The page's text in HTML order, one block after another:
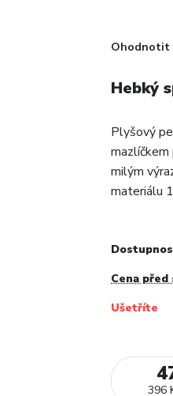
Ohodnotit
Hebký
Plyšový
milým
materiálu
Cena
Ušetříte
396